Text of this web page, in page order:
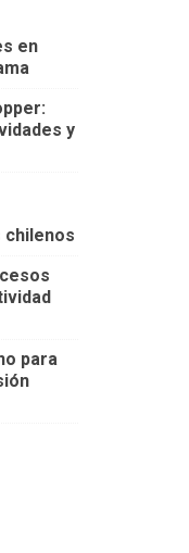
en
y
chilenos
para